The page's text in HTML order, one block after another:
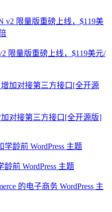
限量版重磅上线，$119美元/
对接第三方接口[全开源版]
前 WordPress 主题